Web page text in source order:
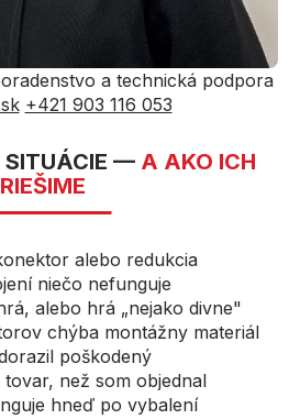
a technická podpora
+421 903 116 053
SITUÁCIE — A AKO ICH
RIEŠIME
alebo redukcia
niečo nefunguje
alebo hrá „nejako divne"
chýba montážny materiál
poškodený
tovar, než som objednal
hneď po vybalení